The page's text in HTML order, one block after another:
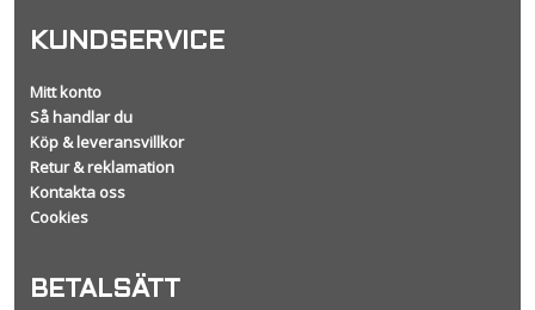
KUNDSERVICE
Mitt konto
Så handlar du
Köp & leveransvillkor
Retur & reklamation
Kontakta oss
Cookies
BETALSÄTT